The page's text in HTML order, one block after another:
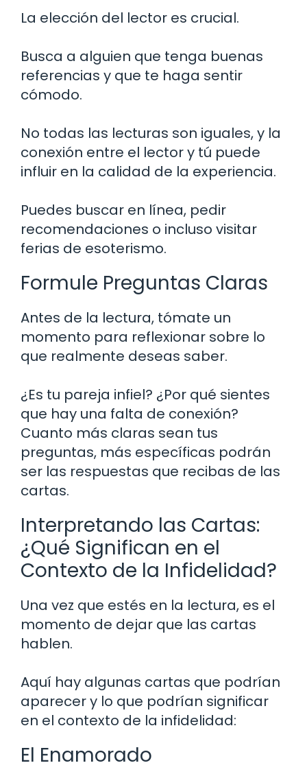
La elección del lector es crucial.
Busca a alguien que tenga buenas
referencias y que te haga sentir
cómodo.
No todas las lecturas son iguales, y la
conexión entre el lector y tú puede
influir en la calidad de la experiencia.
Puedes buscar en línea, pedir
recomendaciones o incluso visitar
ferias de esoterismo.
Formule Preguntas Claras
Antes de la lectura, tómate un
momento para reflexionar sobre lo
que realmente deseas saber.
¿Es tu pareja infiel? ¿Por qué sientes
que hay una falta de conexión?
Cuanto más claras sean tus
preguntas, más específicas podrán
ser las respuestas que recibas de las
cartas.
Interpretando las Cartas:
¿Qué Significan en el
Contexto de la Infidelidad?
Una vez que estés en la lectura, es el
momento de dejar que las cartas
hablen.
Aquí hay algunas cartas que podrían
aparecer y lo que podrían significar
en el contexto de la infidelidad:
El Enamorado